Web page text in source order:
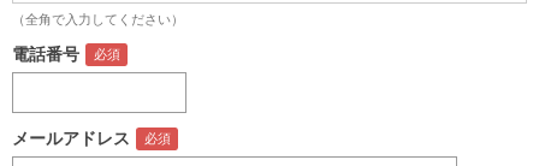
（全角で入力してください）
電話番号
メールアドレス